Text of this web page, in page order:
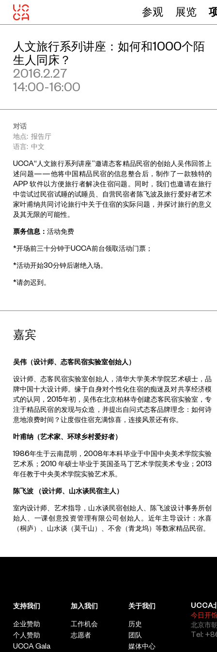
参观 展览
人文旅行系列讲座：如何和1000个陌
生人同床？
2016.2.27
14:00-16:00
对话
地点: 报告厅
语言: 中文
UCCA“人文旅行系列讲座”邀请态客精品民宿的创始人吴伟回答上
述问题——他将中国精品民宿的信息整合后，制作了一款独特的
APP 软件以方便旅行者解决住宿问题。同时，我们也邀请在旅行
中尝试过民宿试睡的试睡员、自营民宿者陈飞波及旅行爱好者艺术
家叶甫纳共同讨论旅行中关于住宿的实际问题，并探讨旅行的意义
及其无限的可能性。
票务信息： 活动免费
*开场前三十分钟于UCCA前台领取活动门票；
*活动开始30分钟后谢绝入场。
*请勿迟到。
嘉宾
吴伟（设计师、态客民宿实验室创始人）
设计师、态客民宿实验室创始人，清华大学美术学院艺术硕士，品
牌中国十大设计师。缘于自身对个性化住宿的痴迷及对共享经济模
式的认同，2015年初，吴伟在北京柏林寺创建态客民宿实验室，专
注于精品民宿的发现与众造，并提出自问式态客品牌理念：如何诗
意地浪费时间？让度假住宿充满惊喜，连接风景还有你。
叶甫纳（艺术家、环球乡村爱好者）
1986年生于云南昆明，2008年本科毕业于中国中央美术学院实验
艺术系；2010 年硕士毕业于英国圣马丁艺术学院美术专业；2013
年任教于中央美术学院实验艺术系。
陈飞波 （设计师、山水谈民宿主人）
室内设计师、艺术指导，山水谈民宿创始人、陈飞波设计事务所创
始人、一课创意投资管理有限公司创始人。近年主导设计：水喜
（桐庐）、山水谈（莫干山）、不舍（青龙坞）等数家精品民宿。
支持我们
企业赞助
个人赞助
UCCA Gala
加入我们
工作机会
志愿者
关于我们
历史
团队
媒体中心
UCCA
今日开
北京市
Tel: